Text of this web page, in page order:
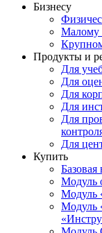
Бизнесу
Малому
Продукты и
Для
Для
Для
Для
Для
Для
Купить
Базовая
Модуль
Модуль
Модуль